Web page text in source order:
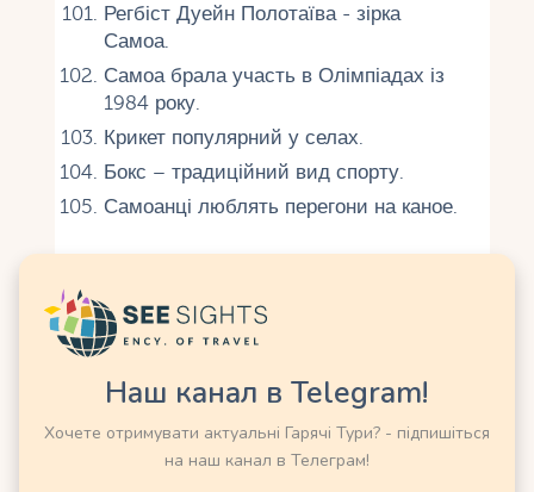
Регбіст Дуейн Полотаїва - зірка
Самоа.
Самоа брала участь в Олімпіадах із
1984 року.
Крикет популярний у селах.
Бокс – традиційний вид спорту.
Самоанці люблять перегони на каное.
День незалежності - 1 червня
(перенесений із січня).
Фіафіа - вечір танців та їжі для гостей.
Татуювання – обряд переходу для
чоловіків.
Біла неділя – свято дітей у жовтні.
Наш канал в Telegram!
Хочете отримувати актуальні Гарячі Тури? - підпишіться
на наш канал в Телеграм!